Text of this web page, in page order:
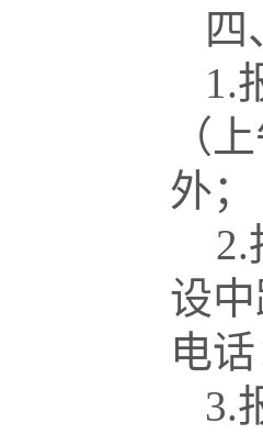
1.
（
外；
2.
设
电
3.